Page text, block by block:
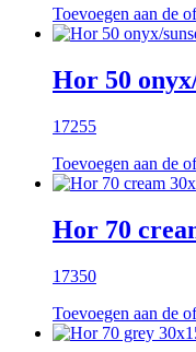
Toevoegen aan de
Hor 50
17255
Toevoegen aan de
Hor 70
17350
Toevoegen aan de